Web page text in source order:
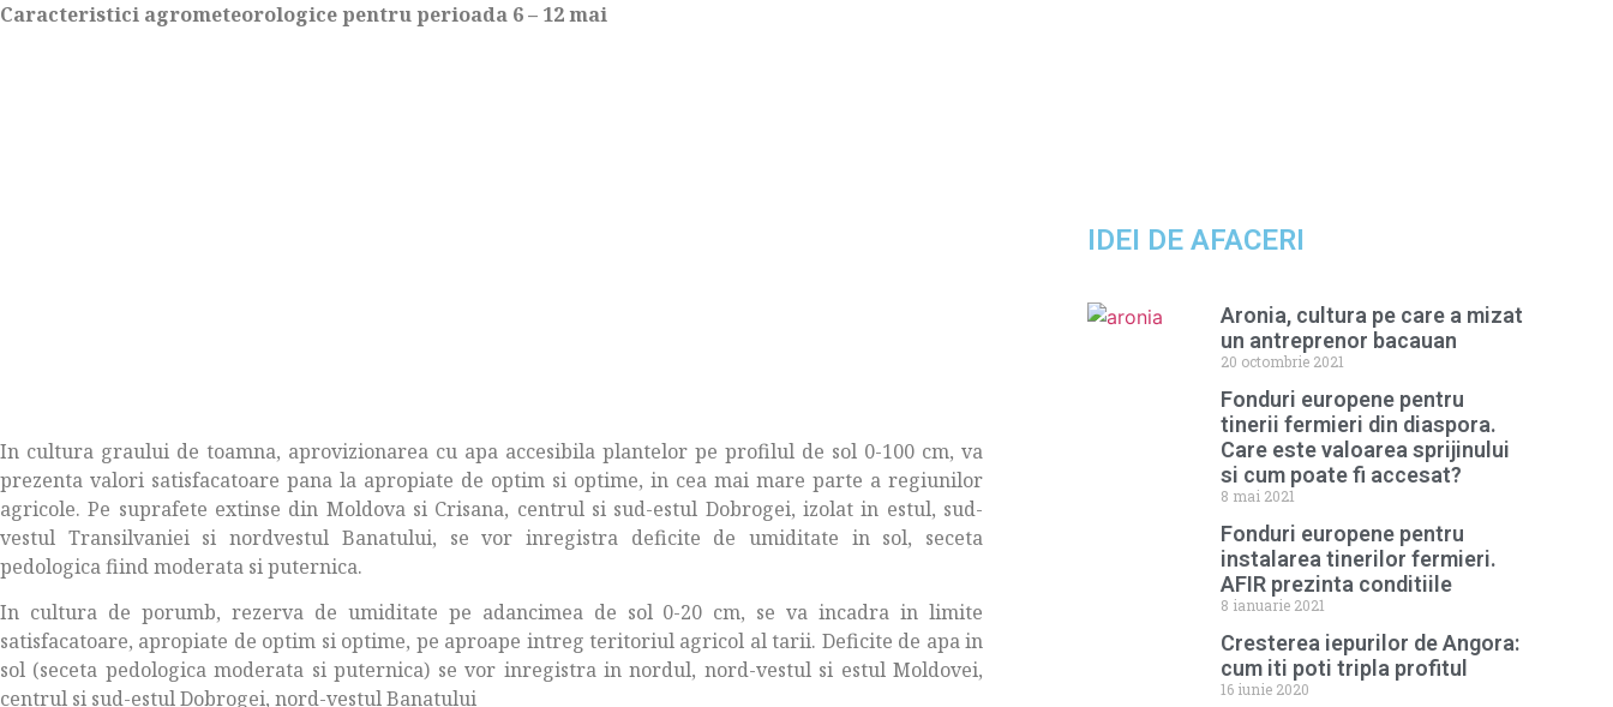
Caracteristici agrometeorologice pentru perioada 6 – 12 mai
In cultura graului de toamna, aprovizionarea cu apa accesibila plantelor pe profilul de sol 0-100 cm, va
prezenta valori satisfacatoare pana la apropiate de optim si optime, in cea mai mare parte a regiunilor
agricole. Pe suprafete extinse din Moldova si Crisana, centrul si sud-estul Dobrogei, izolat in estul, sud-
vestul Transilvaniei si nordvestul Banatului, se vor inregistra deficite de umiditate in sol, seceta
pedologica fiind moderata si puternica.
In cultura de porumb, rezerva de umiditate pe adancimea de sol 0-20 cm, se va incadra in limite
satisfacatoare, apropiate de optim si optime, pe aproape intreg teritoriul agricol al tarii. Deficite de apa in
sol (seceta pedologica moderata si puternica) se vor inregistra in nordul, nord-vestul si estul Moldovei,
centrul si sud-estul Dobrogei, nord-vestul Banatului
IDEI DE AFACERI
Aronia, cultura pe care a mizat
un antreprenor bacauan
20 octombrie 2021
Fonduri europene pentru
tinerii fermieri din diaspora.
Care este valoarea sprijinului
si cum poate fi accesat?
8 mai 2021
Fonduri europene pentru
instalarea tinerilor fermieri.
AFIR prezinta conditiile
8 ianuarie 2021
Cresterea iepurilor de Angora:
cum iti poti tripla profitul
16 iunie 2020